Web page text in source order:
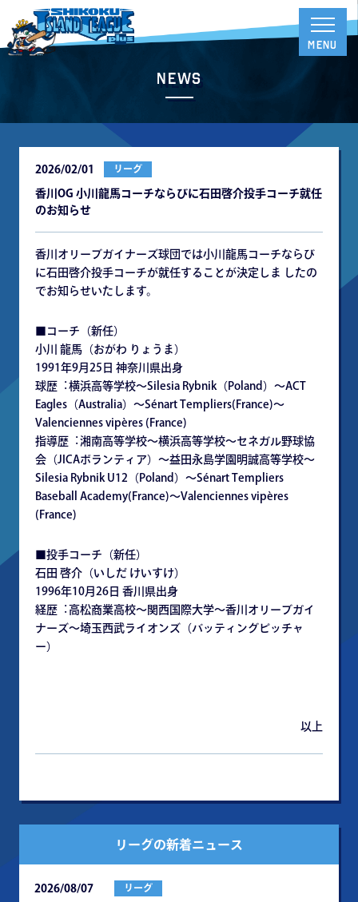
News
2026/02/01 リーグ
⾹川OG ⼩川⿓⾺コーチならびに⽯⽥啓介投⼿コーチ就任
のお知らせ
⾹川オリーブガイナーズ球団では⼩川⿓⾺コーチならび
に⽯⽥啓介投⼿コーチが就任することが決定しま したの
でお知らせいたします。
■コーチ（新任）
⼩川 ⿓⾺（おがわ りょうま）
1991年9⽉25⽇ 神奈川県出⾝
球歴︓横浜⾼等学校〜Silesia Rybnik（Poland）〜ACT
Eagles（Australia）〜Sénart Templiers(France)〜
Valenciennes vipères (France)
指導歴︓湘南⾼等学校〜横浜⾼等学校〜セネガル野球協
会（JICAボランティア）〜益⽥永島学園明誠⾼等学校〜
Silesia Rybnik U12（Poland）〜Sénart Templiers
Baseball Academy(France)〜Valenciennes vipères
(France)
■投⼿コーチ（新任）
⽯⽥ 啓介（いしだ けいすけ）
1996年10⽉26⽇ ⾹川県出⾝
経歴︓⾼松商業⾼校〜関⻄国際⼤学〜⾹川オリーブガイ
ナーズ〜埼⽟⻄武ライオンズ（バッティングピッチャ
ー）
以上
リーグの新着ニュース
2026/08/07 リーグ